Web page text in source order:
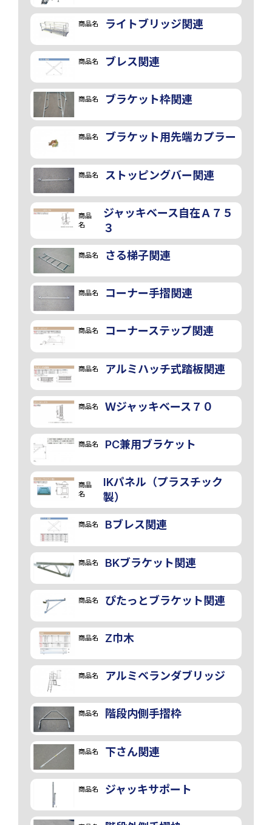
商品名 ライトブリッジ関連
商品名 ブレス関連
商品名 ブラケット枠関連
商品名 ブラケット用先端カプラー
商品名 ストッピングバー関連
商品
名
ジャッキベース自在Ａ７５
３
商品名 さる梯子関連
商品名 コーナー手摺関連
商品名 コーナーステップ関連
商品名 アルミハッチ式踏板関連
商品名 Ｗジャッキベース７０
商品名 PC兼用ブラケット
商品
名
IKパネル（プラスチック
製）
商品名 Bブレス関連
商品名 BKブラケット関連
商品名 ぴたっとブラケット関連
商品名 Z巾木
商品名 アルミベランダブリッジ
商品名 階段内側手摺枠
商品名 下さん関連
商品名 ジャッキサポート
画像